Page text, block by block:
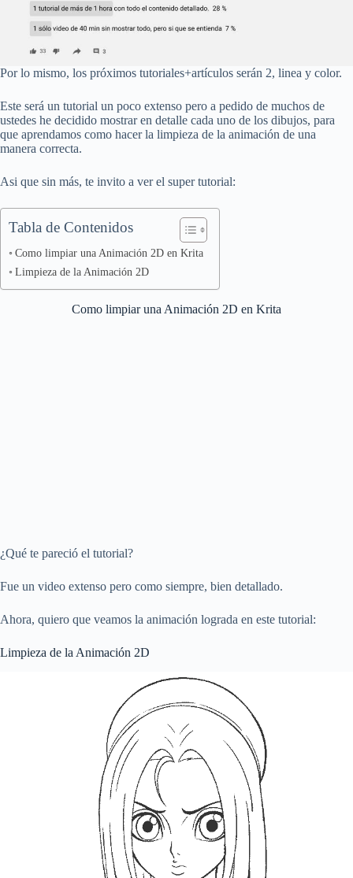
Por lo mismo, los próximos tutoriales+artículos serán 2, linea y color.
Este será un tutorial un poco extenso pero a pedido de muchos de
ustedes he decidido mostrar en detalle cada uno de los dibujos, para
que aprendamos como hacer la limpieza de la animación de una
manera correcta.
Asi que sin más, te invito a ver el super tutorial:
Tabla de Contenidos
Como limpiar una Animación 2D en Krita
Limpieza de la Animación 2D
Como limpiar una Animación 2D en Krita
¿Qué te pareció el tutorial?
Fue un video extenso pero como siempre, bien detallado.
Ahora, quiero que veamos la animación lograda en este tutorial:
Limpieza de la Animación 2D